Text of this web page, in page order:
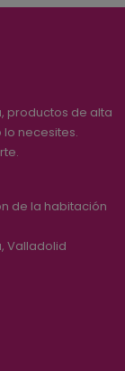
productos de alta
necesites.
de la habitación
Valladolid